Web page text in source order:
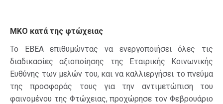
ΜΚΟ κατά της φτώχειας
Το ΕΒΕΑ επιθυμώντας να ενεργοποιήσει όλες τις
διαδικασίες αξιοποίησης της Εταιρικής Κοινωνικής
Ευθύνης των μελών του, και να καλλιεργήσει το πνεύμα
της προσφοράς τους για την αντιμετώπιση του
φαινομένου της Φτώχειας, προχώρησε τον Φεβρουάριο